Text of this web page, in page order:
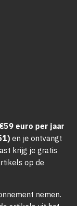
€59 euro per jaar
en je ontvangt
krijg je gratis
op de
nemen.